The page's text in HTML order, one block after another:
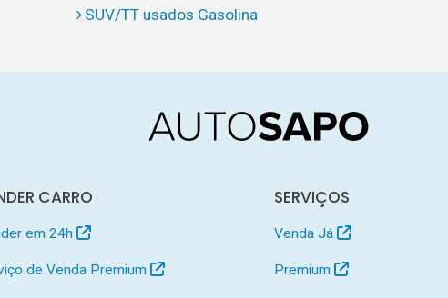
SUV/TT usados Gasolina
CARRO
em 24h
de Venda Premium
SERVIÇOS
Venda Já
Premium